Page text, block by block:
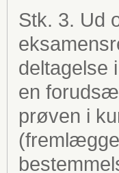
Stk. 3. Ud
deltagelse
en
prøven i